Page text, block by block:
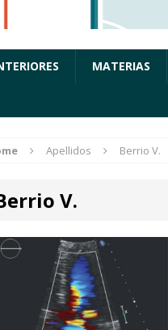
MATERIAS
Apellidos Berrio V.
V.